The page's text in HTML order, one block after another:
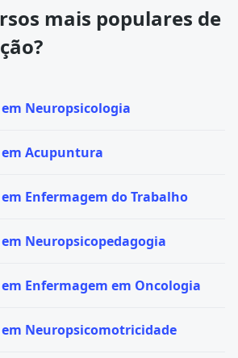
mais populares de
Neuropsicologia
Acupuntura
Enfermagem do Trabalho
Neuropsicopedagogia
Enfermagem em Oncologia
Neuropsicomotricidade